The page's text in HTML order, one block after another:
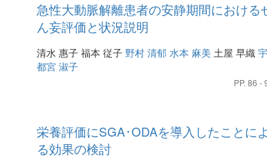
急性大動脈解離患者の安静期間における
ん妄評価と状況説明
清水 惠子 福本 従子 野村 清郁 水本 麻美 土屋 早織 宇
都宮 淑子
PP. 86 -
栄養評価にSGA･ODAを導入したことによ
る効果の検討